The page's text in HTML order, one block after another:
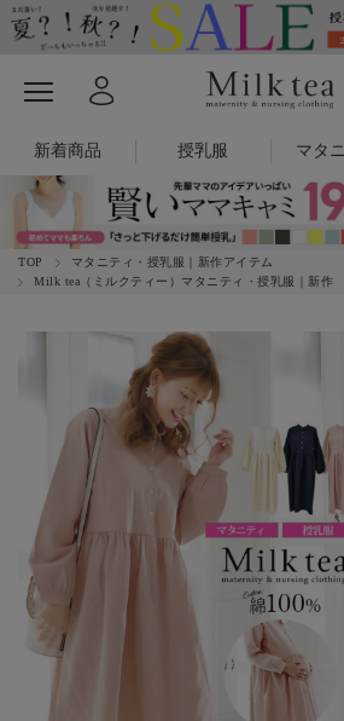
新着商品 授乳服 マタ
TOP
マタニティ・授乳服｜新作アイテム
Milk tea（ミルクティー）マタニティ・授乳服｜新作